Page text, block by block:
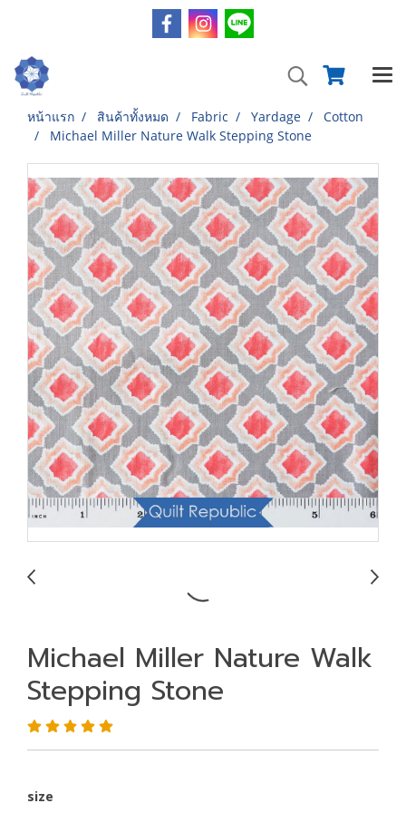
หน้าแรก สินค้าทั้งหมด Fabric Yardage
Cotton
Michael Miller Nature Walk Stepping Stone
Michael Miller Nature Walk
Stepping Stone
size